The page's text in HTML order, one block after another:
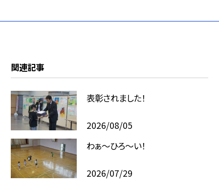
関連記事
表彰されました！
2026/08/05
わぁ～ひろ～い！
2026/07/29